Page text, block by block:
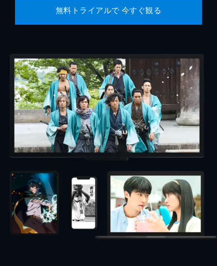
無料トライアルで 今すぐ観る